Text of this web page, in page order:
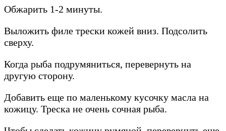
Обжарить 1-2 минуты.
Выложить филе трески кожей вниз. Подсолить
сверху.
Когда рыба подрумяниться, перевернуть на
другую сторону.
Добавить еще по маленькому кусочку масла на
кожицу. Треска не очень сочная рыба.